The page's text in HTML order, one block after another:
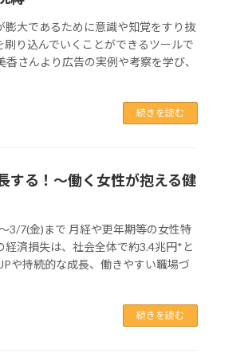
膨大であるために意識や知覚をすり抜
り込んでいくことができるツールで
さんより広告の実例や考察を学び、
続きを読む
する！～働く女性が抱える健
3/7(金)まで 月経や更年期等の女性特
済損失は、社会全体で約3.4兆円*と
や持続的な成長、働きやすい職場づ
続きを読む